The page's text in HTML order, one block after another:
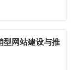
型网站建设与推